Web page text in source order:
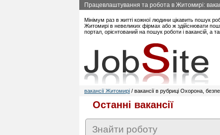
Працевлаштування та робота в Житомирі:
Мінімум раз в житті кожної людини цікавить пошук
Житомирі в невеликих фірмах або ж здійснювати
портал, орієнтований на пошук роботи і вакансій, а
вакансії Житомирі / вакансії в рубриці Охорона,
Останні вакансії
Знайти роботу